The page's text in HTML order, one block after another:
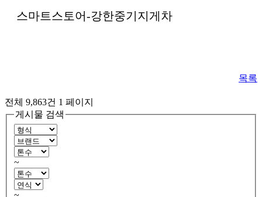
스마트스토어-강한중기지게차
목록
전체 9,863건 1 페이지
게시물 검색
~